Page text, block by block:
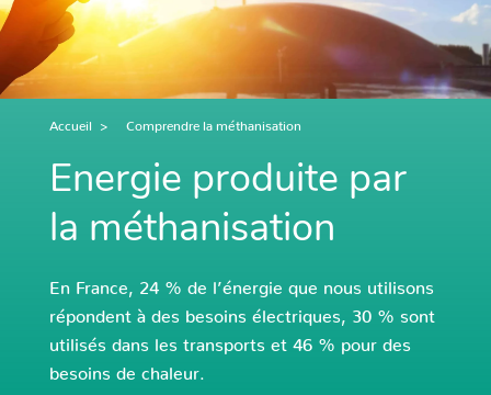
Accueil Comprendre la méthanisation
Energie produite par
la méthanisation
En France, 24 % de l’énergie que nous utilisons
répondent à des besoins électriques, 30 % sont
utilisés dans les transports et 46 % pour des
besoins de chaleur.